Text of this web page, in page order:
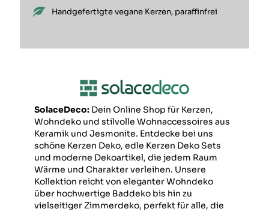
Handgefertigte vegane Kerzen, paraffinfrei
SolaceDeco: Dein Online Shop für Kerzen,
Wohndeko und stilvolle Wohnaccessoires aus
Keramik und Jesmonite. Entdecke bei uns
schöne Kerzen Deko, edle Kerzen Deko Sets
und moderne Dekoartikel, die jedem Raum
Wärme und Charakter verleihen. Unsere
Kollektion reicht von eleganter Wohndeko
über hochwertige Baddeko bis hin zu
vielseitiger Zimmerdeko, perfekt für alle, die